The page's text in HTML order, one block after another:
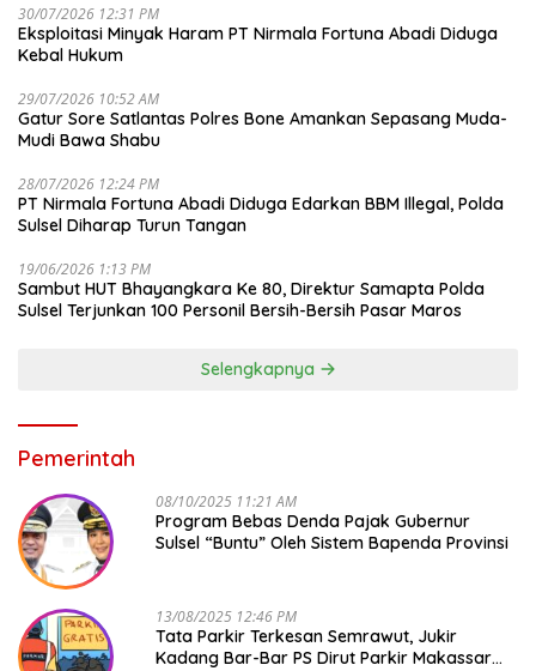
30/07/2026 12:31 PM
Eksploitasi Minyak Haram PT Nirmala Fortuna Abadi Diduga
Kebal Hukum
29/07/2026 10:52 AM
Gatur Sore Satlantas Polres Bone Amankan Sepasang Muda-
Mudi Bawa Shabu
28/07/2026 12:24 PM
PT Nirmala Fortuna Abadi Diduga Edarkan BBM Illegal, Polda
Sulsel Diharap Turun Tangan
19/06/2026 1:13 PM
Sambut HUT Bhayangkara Ke 80, Direktur Samapta Polda
Sulsel Terjunkan 100 Personil Bersih-Bersih Pasar Maros
Selengkapnya
Pemerintah
08/10/2025 11:21 AM
Program Bebas Denda Pajak Gubernur
Sulsel “Buntu” Oleh Sistem Bapenda Provinsi
13/08/2025 12:46 PM
Tata Parkir Terkesan Semrawut, Jukir
Kadang Bar-Bar PS Dirut Parkir Makassar